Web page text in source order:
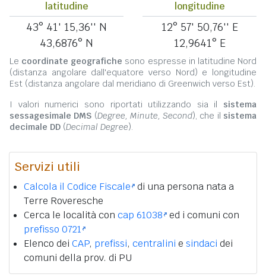
latitudine
43° 41' 15,36'' N
43,6876° N
longitudine
12° 57' 50,76'' E
12,9641° E
Le coordinate geografiche sono espresse in latitudine Nord
(distanza angolare dall'equatore verso Nord) e longitudine
Est (distanza angolare dal meridiano di Greenwich verso Est).
I valori numerici sono riportati utilizzando sia il sistema
sessagesimale DMS (Degree, Minute, Second), che il sistema
decimale DD (Decimal Degree).
Servizi utili
Calcola il Codice Fiscale di una persona nata a
Terre Roveresche
Cerca le località con cap 61038 ed i comuni con
prefisso 0721
Elenco dei CAP, prefissi, centralini e sindaci dei
comuni della prov. di PU